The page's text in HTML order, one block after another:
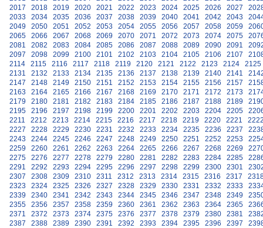
2017
2018 2019 2020 2021 2022 2023 2024 2025 2026 2027
2033
2034 2035 2036 2037 2038 2039 2040 2041 2042 2043
2049
2050 2051 2052 2053 2054 2055 2056 2057 2058 2059
2065
2066 2067 2068 2069 2070 2071 2072 2073 2074 2075
2081
2082 2083 2084 2085 2086 2087 2088 2089 2090 2091
2097
2098 2099 2100 2101 2102 2103 2104 2105 2106 2107
2114
2115 2116 2117 2118 2119 2120 2121 2122 2123 2124
2125
2131
2132 2133 2134 2135 2136 2137 2138 2139 2140 2141
2147
2148 2149 2150 2151 2152 2153 2154 2155 2156 2157
2163
2164 2165 2166 2167 2168 2169 2170 2171 2172 2173
2179
2180 2181 2182 2183 2184 2185 2186 2187 2188 2189
2195
2196 2197 2198 2199 2200 2201 2202 2203 2204 2205
2211
2212 2213 2214 2215 2216 2217 2218 2219 2220 2221
2227
2228 2229 2230 2231 2232 2233 2234 2235 2236 2237
2243
2244 2245 2246 2247 2248 2249 2250 2251 2252 2253
2259
2260 2261 2262 2263 2264 2265 2266 2267 2268 2269
2275
2276 2277 2278 2279 2280 2281 2282 2283 2284 2285
2291
2292 2293 2294 2295 2296 2297 2298 2299 2300 2301
2307
2308 2309 2310 2311 2312 2313 2314 2315 2316 2317
2323
2324 2325 2326 2327 2328 2329 2330 2331 2332 2333
2339
2340 2341 2342 2343 2344 2345 2346 2347 2348 2349
2355
2356 2357 2358 2359 2360 2361 2362 2363 2364 2365
2371
2372 2373 2374 2375 2376 2377 2378 2379 2380 2381
2387
2388 2389 2390 2391 2392 2393 2394 2395 2396 2397